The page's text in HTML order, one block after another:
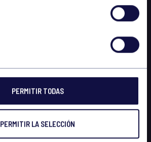
PERMITIR TODAS
PERMITIR LA SELECCIÓN